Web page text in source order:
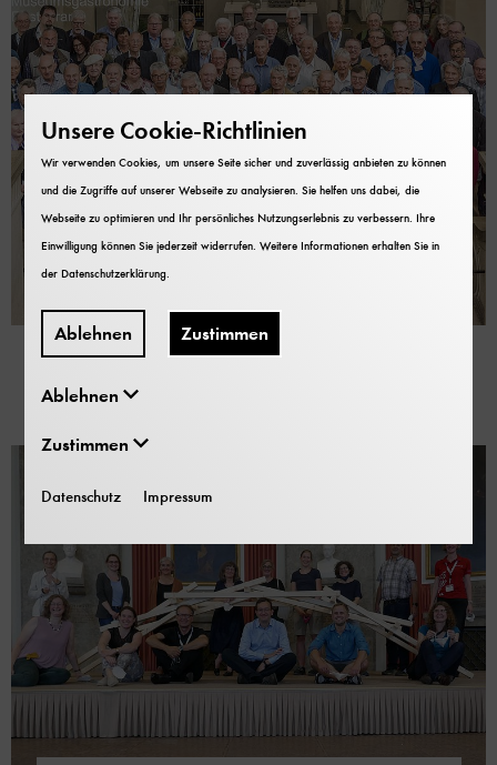
Ehrenamt
Seit vielen Jahren werden wir auch von
und Mitarbeitern unterstützt.
Unsere Cookie-Richtlinien
Wir verwenden Cookies, um unsere Seite sicher und zuverlässig anbieten zu können
und die Zugriffe auf unserer Webseite zu analysieren. Sie helfen uns dabei, die
Webseite zu optimieren und Ihr persönliches Nutzungserlebnis zu verbessern. Ihre
Einwilligung können Sie jederzeit widerrufen. Weitere Informationen erhalten Sie in
derDatenschutzerklärung.
Ablehnen Zustimmen
Ablehnen
Zustimmen
Datenschutz Impressum